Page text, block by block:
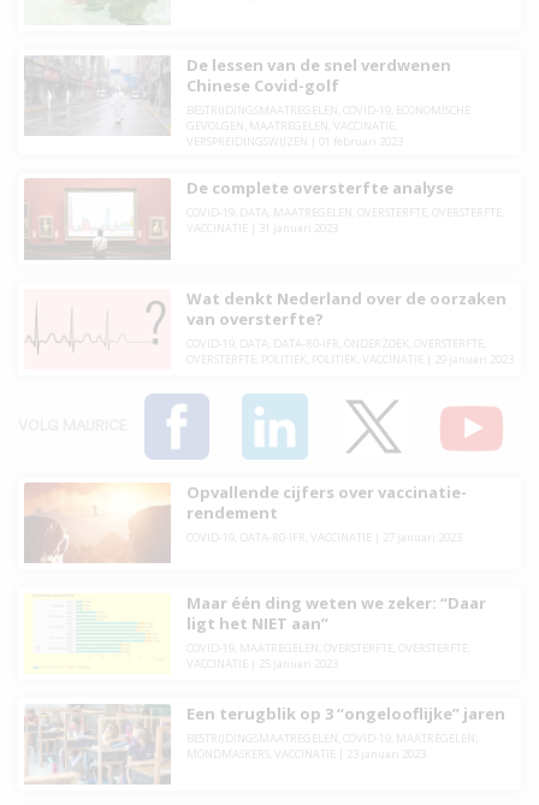
De lessen van de snel verdwenen
Chinese Covid-golf
BESTRIJDINGSMAATREGELEN COVID-19, ECONOMISCHE
GEVOLGEN MAATREGELEN VACCINATIE
VERSPREIDINGSWIJZEN
01 februari 2023
De complete oversterfte analyse
COVID-19, DATA MAATREGELEN OVERSTERFTE OVERSTERFTE
VACCINATIE
31 januari 2023
Wat denkt Nederland over de oorzaken
van oversterfte?
COVID-19, DATA DATA-R0-IFR ONDERZOEK OVERSTERFTE
OVERSTERFTE
POLITIEK POLITIEK VACCINATIE 29 januari 2023
Opvallende cijfers over vaccinatie-
rendement
COVID-19, DATA-R0-IFR VACCINATIE 27 januari 2023
Maar één ding weten we zeker: “Daar
ligt het NIET aan”
COVID-19, MAATREGELEN OVERSTERFTE OVERSTERFTE
VACCINATIE
25 januari 2023
Een terugblik op 3 “ongelooflijke” jaren
BESTRIJDINGSMAATREGELEN COVID-19, MAATREGELEN
MONDMASKERS, VACCINATIE 23 januari 2023